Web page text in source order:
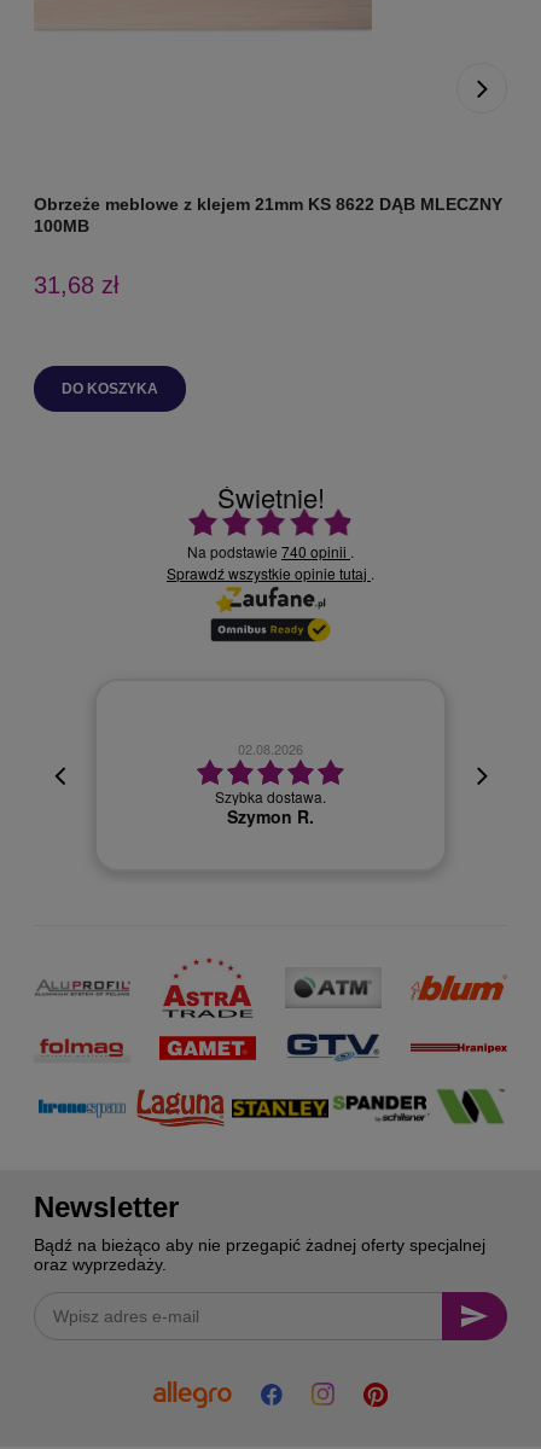
Obrzeże meblowe z klejem 21mm KS 8622 DĄB MLECZNY
100MB
31,68 zł
DO KOSZYKA
Świetnie!
Ocena średnia 4.9 na 5
Na podstawie 740 opinii .
Sprawdź wszystkie opinie tutaj .
02.08.2026
Szybka dostawa.
Szymon R.
Newsletter
Bądź na bieżąco aby nie przegapić żadnej oferty specjalnej
oraz wyprzedaży.